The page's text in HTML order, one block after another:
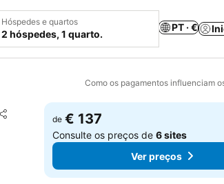
Hóspedes e quartos
2 hóspedes, 1 quarto.
PT · €
Como os pagamentos influenciam
Partilhar
Adicionar aos favoritos
de € 137
Consulte os preços de6 sites
Ver preços